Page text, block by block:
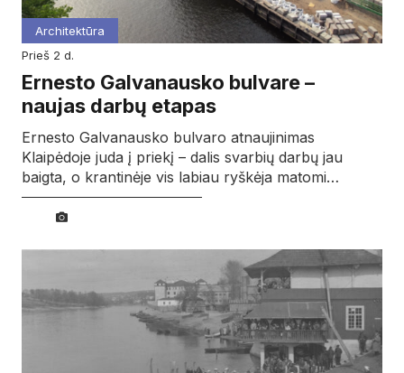
Architektūra
prieš 2 d.
Ernesto Galvanausko bulvare –
naujas darbų etapas
Ernesto Galvanausko bulvaro atnaujinimas
Klaipėdoje juda į priekį – dalis svarbių darbų jau
baigta, o krantinėje vis labiau ryškėja matomi…